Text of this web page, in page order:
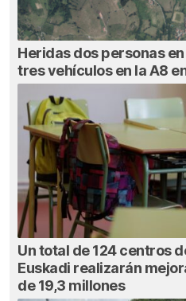
Heridas dos personas
tres vehículos en la A8
Un total de 124 centros
Euskadi realizarán
de 19,3 millones